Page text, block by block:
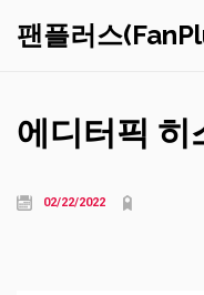
팬플러스
에디터픽 히
02/22/2022